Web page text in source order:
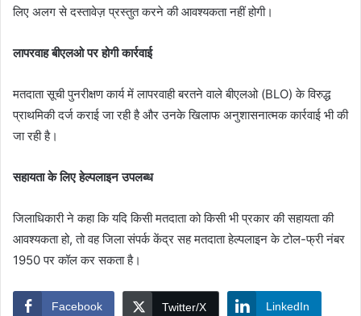
लिए अलग से दस्तावेज़ प्रस्तुत करने की आवश्यकता नहीं होगी।
लापरवाह बीएलओ पर होगी कार्रवाई
मतदाता सूची पुनरीक्षण कार्य में लापरवाही बरतने वाले बीएलओ (BLO) के विरुद्ध
प्राथमिकी दर्ज कराई जा रही है और उनके खिलाफ अनुशासनात्मक कार्रवाई भी की
जा रही है।
सहायता के लिए हेल्पलाइन उपलब्ध
जिलाधिकारी ने कहा कि यदि किसी मतदाता को किसी भी प्रकार की सहायता की
आवश्यकता हो, तो वह जिला संपर्क केंद्र सह मतदाता हेल्पलाइन के टोल-फ्री नंबर
1950 पर कॉल कर सकता है।
Facebook Twitter/X LinkedIn